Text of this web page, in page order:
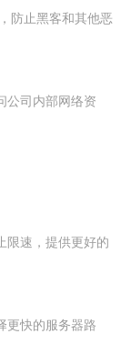
防止黑客和其他恶
公司内部网络资
限速，提供更好的
更快的服务器路